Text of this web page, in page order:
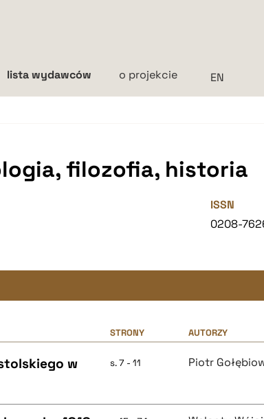
lista wydawców o projekcie
filozofia, historia
ISSN
0208-
STRONY AUTORZY
w
s. 7 - 11 Piotr